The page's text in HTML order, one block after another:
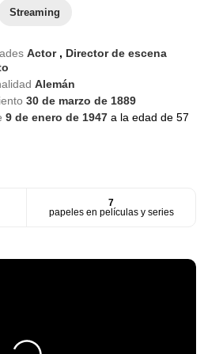
Streaming
Actor , Director de escena
Alemán
30 de marzo de 1889
9 de enero de 1947a la edad de 57
7
papeles en películas y series